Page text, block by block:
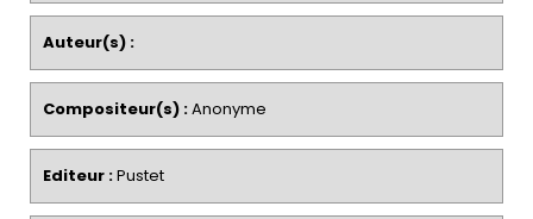
Auteur(s) :
Compositeur(s) :Anonyme
Editeur :Pustet